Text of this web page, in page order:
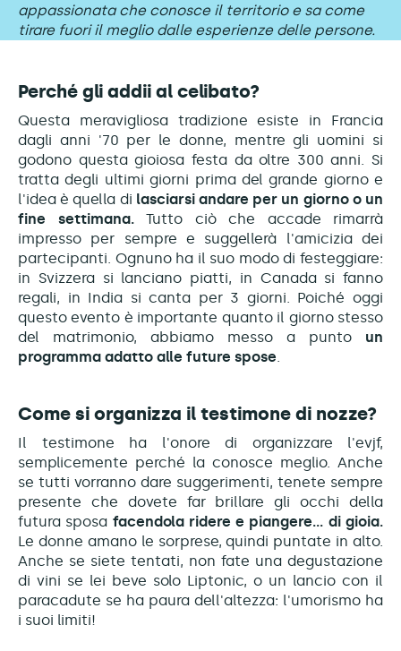
appassionata che conosce il territorio e sa come
tirare fuori il meglio dalle esperienze delle persone.
Perché gli addii al celibato?
Questa meravigliosa tradizione esiste in Francia
dagli anni '70 per le donne, mentre gli uomini si
godono questa gioiosa festa da oltre 300 anni. Si
tratta degli ultimi giorni prima del grande giorno e
l'idea è quella di lasciarsi andare per un giorno o un
fine settimana. Tutto ciò che accade rimarrà
impresso per sempre e suggellerà l'amicizia dei
partecipanti. Ognuno ha il suo modo di festeggiare:
in Svizzera si lanciano piatti, in Canada si fanno
regali, in India si canta per 3 giorni. Poiché oggi
questo evento è importante quanto il giorno stesso
del matrimonio, abbiamo messo a punto un
programma adatto alle future spose.
Come si organizza il testimone di nozze?
Il testimone ha l'onore di organizzare l'evjf,
semplicemente perché la conosce meglio. Anche
se tutti vorranno dare suggerimenti, tenete sempre
presente che dovete far brillare gli occhi della
futura sposa facendola ridere e piangere... di gioia.
Le donne amano le sorprese, quindi puntate in alto.
Anche se siete tentati, non fate una degustazione
di vini se lei beve solo Liptonic, o un lancio con il
paracadute se ha paura dell'altezza: l'umorismo ha
i suoi limiti!